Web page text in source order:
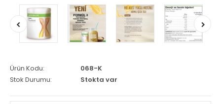
Ürün Kodu:
068-K
Stok Durumu:
Stokta var